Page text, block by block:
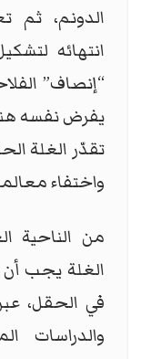
الدونم، ثم
انتهائه
“إنصاف”
يفرض نفسه
تقدّر الغلة
واختفاء
من الناحية
الغلة يجب أن
في الحقل،
والدراسات